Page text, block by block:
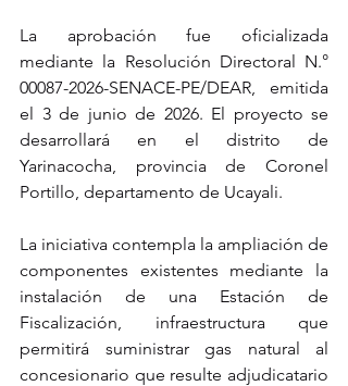
La aprobación fue oficializada
mediante la Resolución Directoral N.°
00087-2026-SENACE-PE/DEAR, emitida
el 3 de junio de 2026. El proyecto se
desarrollará en el distrito de
Yarinacocha, provincia de Coronel
Portillo, departamento de Ucayali.
La iniciativa contempla la ampliación de
componentes existentes mediante la
instalación de una Estación de
Fiscalización, infraestructura que
permitirá suministrar gas natural al
concesionario que resulte adjudicatario